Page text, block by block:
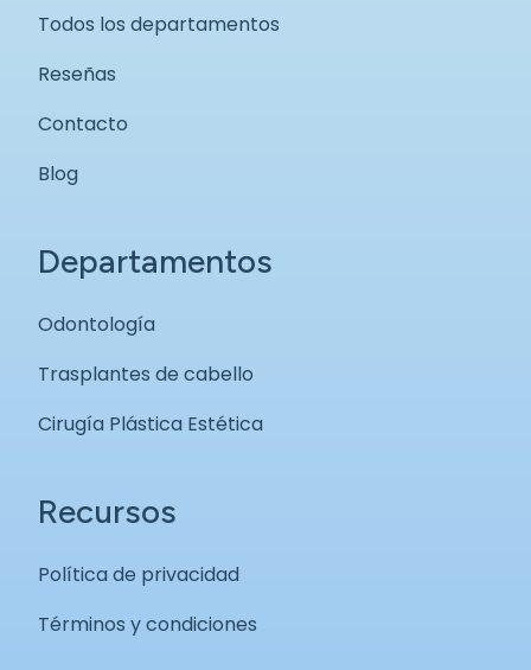
Todos los departamentos
Reseñas
Contacto
Blog
Departamentos
Odontología
Trasplantes de cabello
Cirugía Plástica Estética
Recursos
Política de privacidad
Términos y condiciones